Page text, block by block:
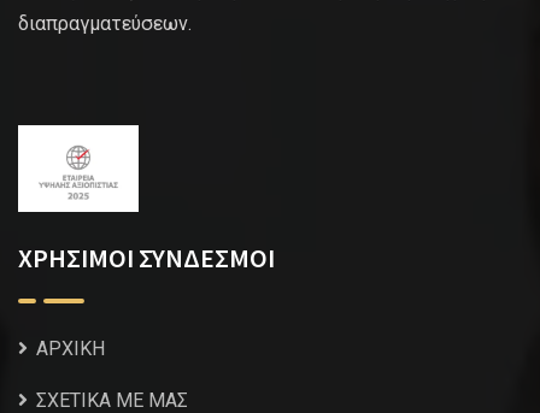
διαπραγματεύσεων.
ΧΡΗΣΙΜΟΙ ΣΥΝΔΕΣΜΟΙ
ΑΡΧΙΚΗ
ΣΧΕΤΙΚΑ ΜΕ ΜΑΣ